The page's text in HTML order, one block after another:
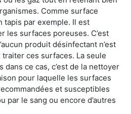
Comme surface
tapis par exemple. Il est
les surfaces poreuses. C’est
produit désinfectant n’est
ces surfaces. La seule
dans ce cas, c’est de la nettoyer
pour laquelle les surfaces
et susceptibles
par le sang ou encore d’autres